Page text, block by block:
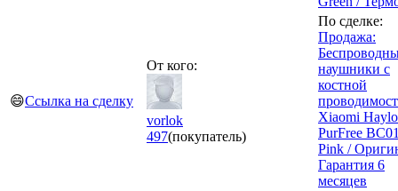
😄Ссылка на сделку
От кого:
vorlok
497(покупатель)
По сделке:
Продажа:
наушники с
костной
Xiaomi
PurFree
Pink /
Гарантия 6
месяцев